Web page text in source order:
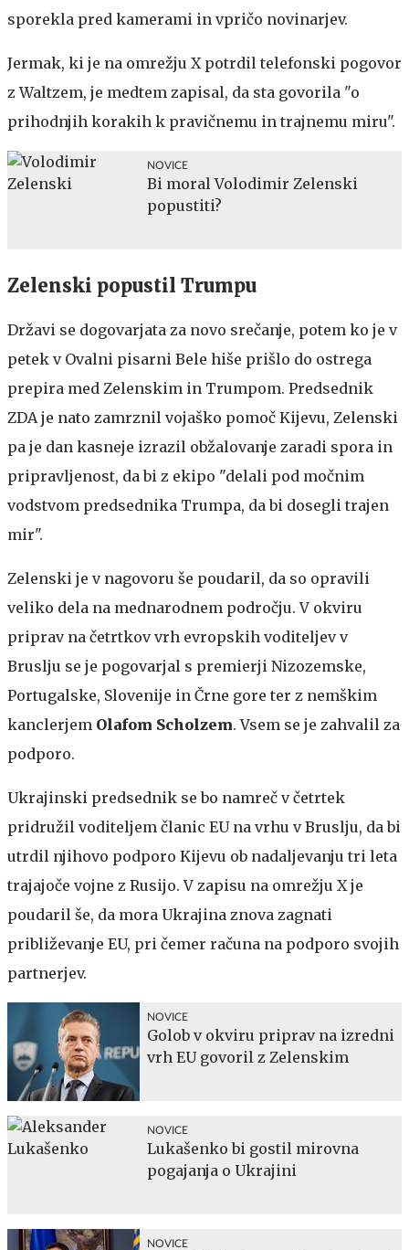
sporekla pred kamerami in vpričo novinarjev.
Jermak, ki je na omrežju X potrdil telefonski pogovor
z Waltzem, je medtem zapisal, da sta govorila "o
prihodnjih korakih k pravičnemu in trajnemu miru".
NOVICE
Bi moral Volodimir Zelenski
popustiti?
Zelenski popustil Trumpu
Državi se dogovarjata za novo srečanje, potem ko je v
petek v Ovalni pisarni Bele hiše prišlo do ostrega
prepira med Zelenskim in Trumpom. Predsednik
ZDA je nato zamrznil vojaško pomoč Kijevu, Zelenski
pa je dan kasneje izrazil obžalovanje zaradi spora in
pripravljenost, da bi z ekipo "delali pod močnim
vodstvom predsednika Trumpa, da bi dosegli trajen
mir".
Zelenski je v nagovoru še poudaril, da so opravili
veliko dela na mednarodnem področju. V okviru
priprav na četrtkov vrh evropskih voditeljev v
Bruslju se je pogovarjal s premierji Nizozemske,
Portugalske, Slovenije in Črne gore ter z nemškim
kanclerjem Olafom Scholzem. Vsem se je zahvalil za
podporo.
Ukrajinski predsednik se bo namreč v četrtek
pridružil voditeljem članic EU na vrhu v Bruslju, da bi
utrdil njihovo podporo Kijevu ob nadaljevanju tri leta
trajajoče vojne z Rusijo. V zapisu na omrežju X je
poudaril še, da mora Ukrajina znova zagnati
približevanje EU, pri čemer računa na podporo svojih
partnerjev.
NOVICE
Golob v okviru priprav na izredni
vrh EU govoril z Zelenskim
NOVICE
Lukašenko bi gostil mirovna
pogajanja o Ukrajini
NOVICE